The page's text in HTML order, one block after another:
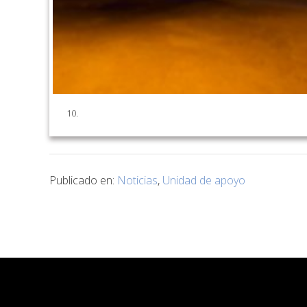
10.
Publicado en: Noticias, Unidad de apoyo